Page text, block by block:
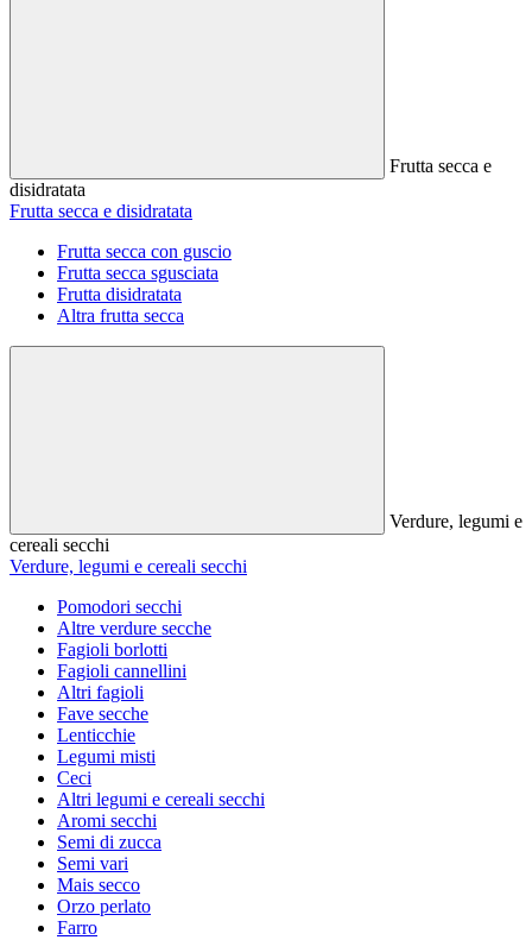
Frutta secca e
disidratata
Frutta secca e disidratata
Frutta secca con guscio
Frutta secca sgusciata
Frutta disidratata
Altra frutta secca
Verdure, legumi e
cereali secchi
Verdure, legumi e cereali secchi
Pomodori secchi
Altre verdure secche
Fagioli borlotti
Fagioli cannellini
Altri fagioli
Fave secche
Lenticchie
Legumi misti
Ceci
Altri legumi e cereali secchi
Aromi secchi
Semi di zucca
Semi vari
Mais secco
Orzo perlato
Farro